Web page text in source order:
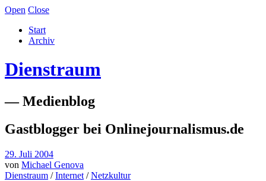
Open Close
Start
Archiv
Dienstraum
— Medienblog
Gastblogger bei Onlinejournalismus.de
29. Juli 2004
von Michael Genova
Dienstraum /Internet /Netzkultur